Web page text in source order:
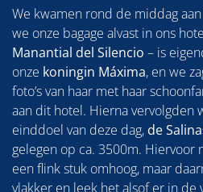
We kwamen rond de middag
we onze bagage alvast in ons
Manantial del Silencio – is
onze koningin Máxima, en we
foto’s van haar met haar
aan dit hotel. Hierna vervolgden
einddoel van deze dag, de
gelegen op ca. 3500m. Hiervoor
een flink stuk omhoog, maar
vlakker en leek het alsof er in de